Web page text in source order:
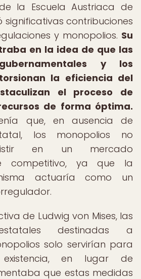
la Escuela Austriaca de
significativas contribuciones
y monopolios. Su
en la idea de que las
y los
la eficiencia del
el proceso de
de forma óptima.
que, en ausencia de
los monopolios no
en un mercado
competitivo, ya que la
actuaría como un
de Ludwig von Mises, las
destinadas a
solo servirían para
en lugar de
que estas medidas